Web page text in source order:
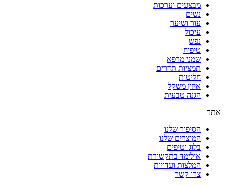
מבצעים וערכות
נשים
עור ושיער
עיכול
נפש
טיפוח
שמני מרפא
תמציות תדרים
חליטות
איזון משקל
הגנה טבעית
אתר
הסיפור שלנו
המוצרים שלנו
בלוג וטיפים
אולימד בתקשורת
המלצות ועדויות
צרו קשר